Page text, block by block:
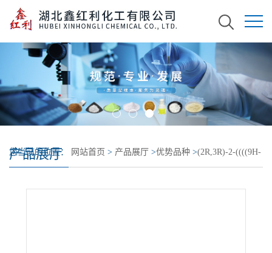
产品展厅
您当前的位置： 网站首页 > 产品展厅 >优势品种 >(2R,3R)-2-((((9H-